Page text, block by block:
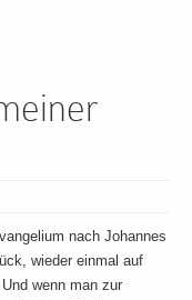
nach Johannes
wieder einmal auf
wenn man zur